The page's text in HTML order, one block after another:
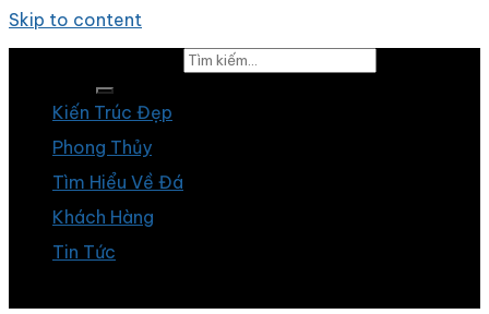
Skip to content
Kiến Trúc Đẹp
Phong Thủy
Tìm Hiểu Về Đá
Khách Hàng
Tin Tức